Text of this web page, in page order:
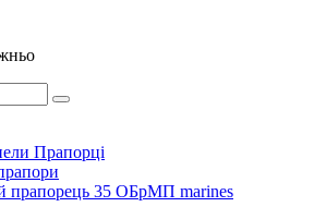
Прапорці
прапорець 35 ОБрМП marines